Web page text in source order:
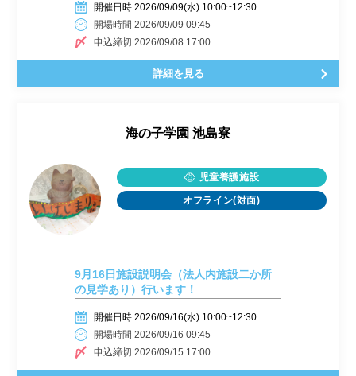
開催日時 2026/09/09(水) 10:00~12:30
開場時間 2026/09/09 09:45
申込締切 2026/09/08 17:00
詳細を見る
海の子学園 池島寮
児童養護施設
オフライン(対面)
9月16日施設説明会（法人内施設二か所
の見学あり）行います！
開催日時 2026/09/16(水) 10:00~12:30
開場時間 2026/09/16 09:45
申込締切 2026/09/15 17:00